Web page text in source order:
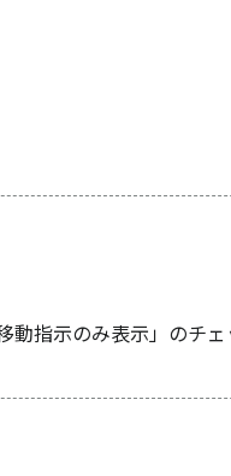
指示のみ表示」のチ